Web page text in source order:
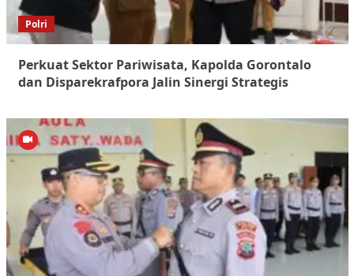
Polri
Perkuat Sektor Pariwisata, Kapolda Gorontalo
dan Disparekrafpora Jalin Sinergi Strategis